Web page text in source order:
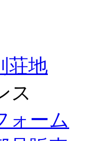
荘地
ス
ォーム